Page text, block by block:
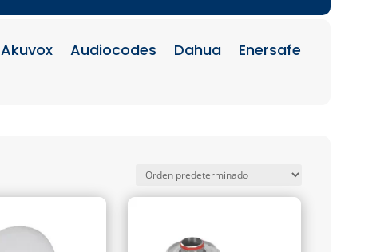
Akuvox Audiocodes Dahua
Enersafe